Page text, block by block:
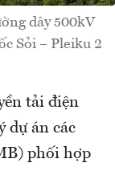
dây 500kV
Sỏi – Pleiku 2
tải điện
dự án các
phối hợp